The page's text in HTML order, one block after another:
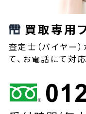
買取専用
査定士（バイヤー
て、お電話にて対